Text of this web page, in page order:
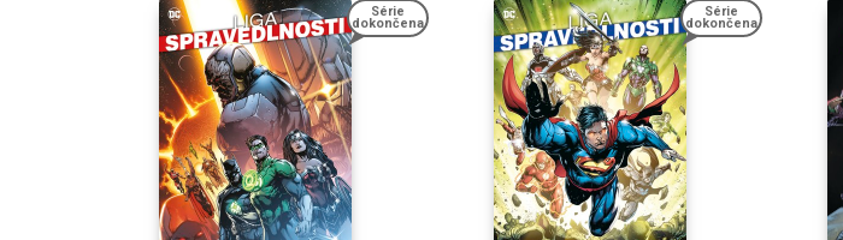
Série
dokončena
Série
dokončena